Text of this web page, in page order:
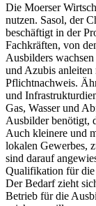
Die Moerser
nutzen. Sasol, der
beschäftigt in der
Fachkräften, von
Ausbilders
und Azubis
Pflichtnachweis.
und
Gas, Wasser und
Ausbilder benötigt,
Auch kleinere und
lokalen Gewerbes,
sind darauf
Qualifikation für
Der Bedarf zieht
Betrieb für die